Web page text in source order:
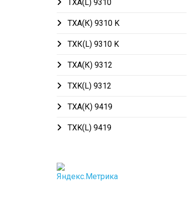
ТХА(L) 9310
ТХА(К) 9310 K
ТХК(L) 9310 K
ТХА(К) 9312
ТХK(L) 9312
ТХА(К) 9419
ТХK(L) 9419